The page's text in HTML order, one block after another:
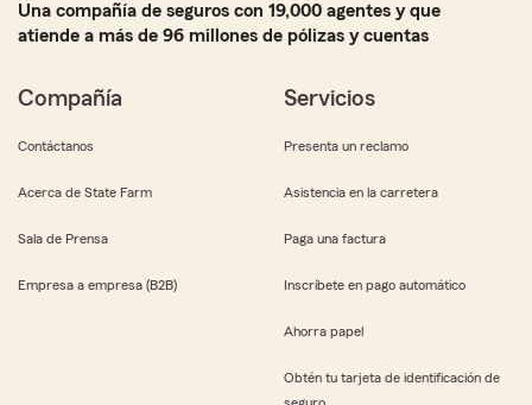
Una compañía de seguros con 19,000 agentes y que
atiende a más de 96 millones de pólizas y cuentas
Compañía
Contáctanos
Acerca de State Farm
Sala de Prensa
Empresa a empresa (B2B)
Servicios
Presenta un reclamo
Asistencia en la carretera
Paga una factura
Inscríbete en pago automático
Ahorra papel
Obtén tu tarjeta de identificación de